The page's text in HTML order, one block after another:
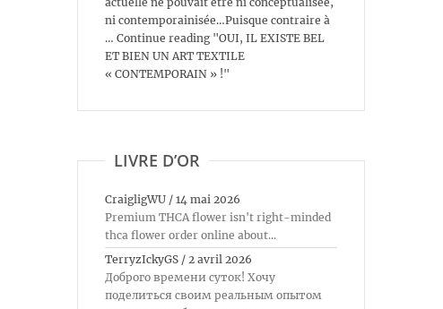
ni contemporainisée…Puisque contraire à
… Continue reading "OUI, IL EXISTE BEL
ET BIEN UN ART TEXTILE
« CONTEMPORAIN » !"
LIVRE D’OR
CraigligWU / 14 mai 2026
Premium THCA flower isn't right-minded
thca flower order online about...
TerryzIckyGS / 2 avril 2026
Доброго времени суток! Хочу
поделиться своим реальным опытом